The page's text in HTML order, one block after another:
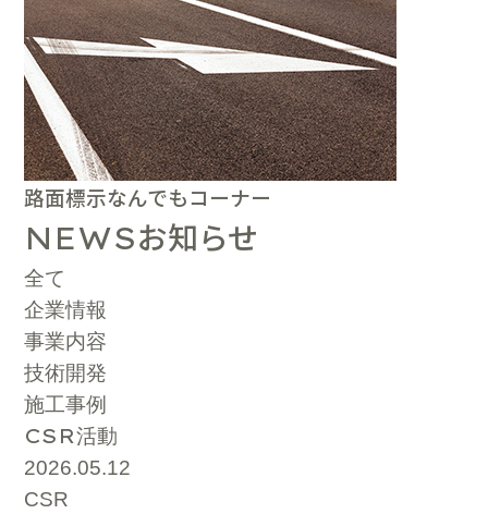
路面標示なんでもコーナー
NEWSお知らせ
全て
企業情報
事業内容
技術開発
施工事例
CSR活動
2026.05.12
CSR